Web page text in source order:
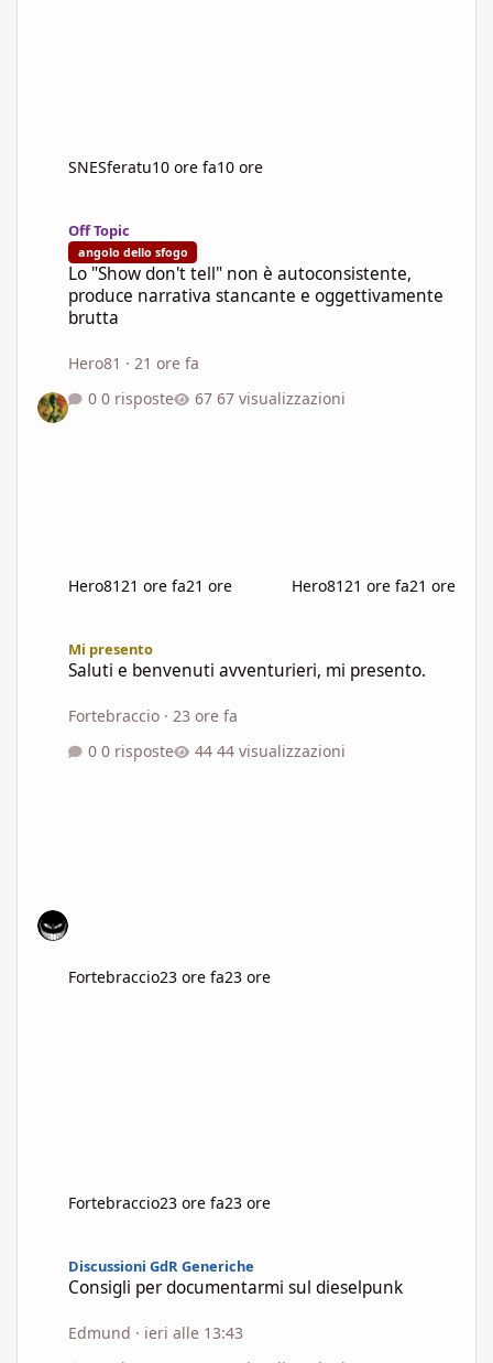
SNESferatu10 ore fa10 ore
Off Topic
angolo dello sfogo
Lo "Show don't tell" non è autoconsistente,
produce narrativa stancante e oggettivamente
brutta
Hero81 ·21 ore fa
0 risposte
67 visualizzazioni
Hero8121 ore fa21 ore Hero8121 ore fa21 ore
Mi presento
Saluti e benvenuti avventurieri, mi presento.
Fortebraccio ·23 ore fa
0 risposte
44 visualizzazioni
Fortebraccio23 ore fa23 ore
Fortebraccio23 ore fa23 ore
Discussioni GdR Generiche
Consigli per documentarmi sul dieselpunk
Edmund · ieri alle 13:43